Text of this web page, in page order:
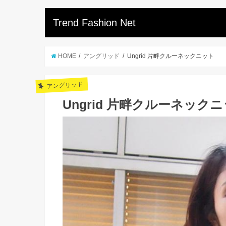
Trend Fashion Net
HOME アングリッド Ungrid 片畔クルーネックニット
アングリッド
Ungrid 片畔クルーネックニ